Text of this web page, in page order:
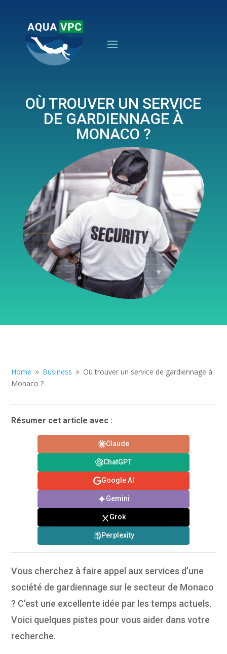
OÙ TROUVER UN SERVICE
DE GARDIENNAGE À
MONACO ?
Home 9 Business 9 Où trouver un service de gardiennage à
Monaco ?
Résumer cet article avec :
Claude
ChatGPT
Google AI
Gemini
Grok
Perplexity
Vous cherchez à faire appel aux services d’une
société de gardiennage sur le secteur de Monaco
? C’est une excellente idée par les temps actuels.
Voici quelques pistes pour vous aider dans votre
recherche.